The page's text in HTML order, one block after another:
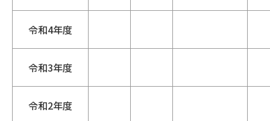
令和4年度
令和3年度
令和2年度